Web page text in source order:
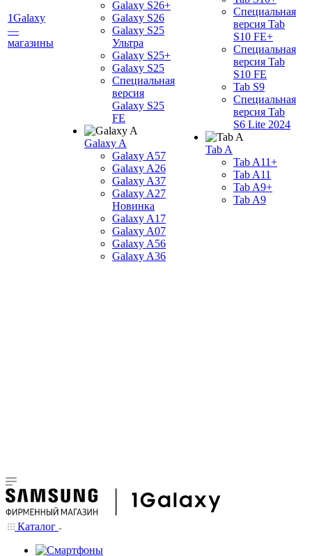
1Galaxy
—
магазины
Galaxy S26+
Galaxy S26
Galaxy S25
Ультра
Galaxy S25+
Galaxy S25
Специальная
версия
Galaxy S25
FE
Galaxy A
Galaxy A57
Galaxy A26
Galaxy A37
Galaxy A27
Новинка
Galaxy A17
Galaxy A07
Galaxy A56
Galaxy A36
Специальная
версия Tab
S10 FE+
Специальная
версия Tab
S10 FE
Tab S9
Специальная
версия Tab
S6 Lite 2024
Tab A
Tab A11+
Tab A11
Tab A9+
Tab A9
Каталог